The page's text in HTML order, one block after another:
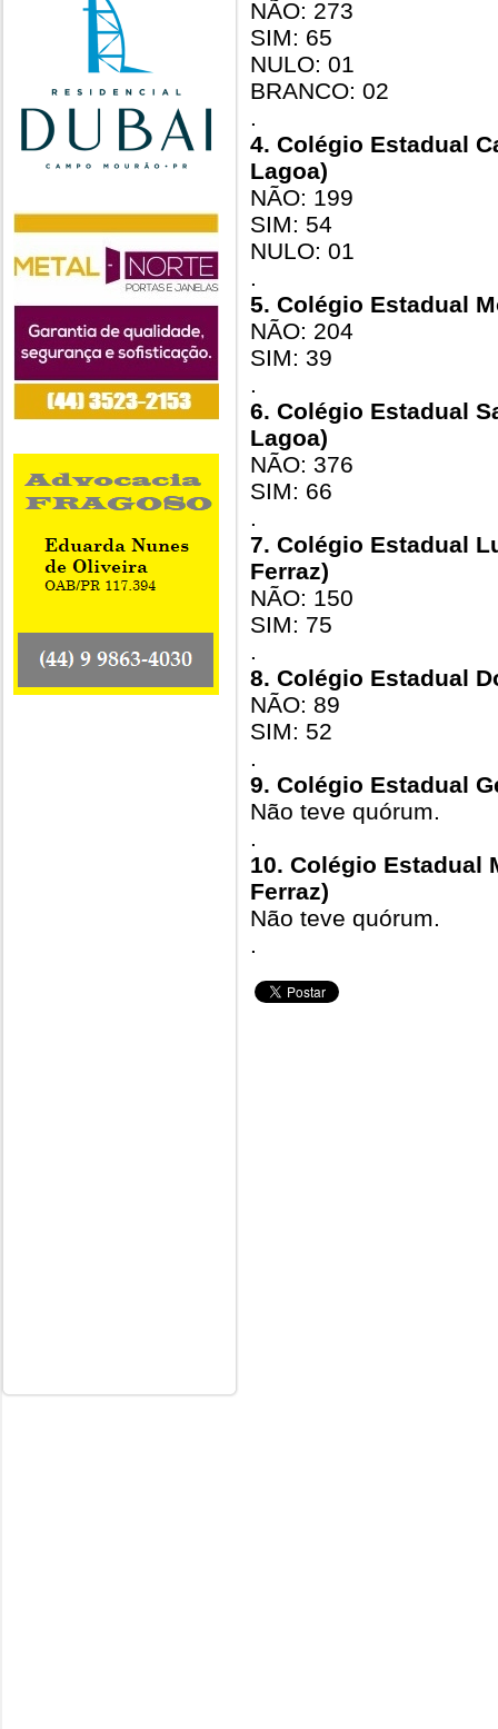
NÃO: 273
SIM: 65
NULO: 01
BRANCO: 02
.
4. Colégio Estadual
Lagoa)
NÃO: 199
SIM: 54
NULO: 01
.
5. Colégio Estadual
NÃO: 204
SIM: 39
.
6. Colégio Estadual
Lagoa)
NÃO: 376
SIM: 66
.
7. Colégio Estadual
Ferraz)
NÃO: 150
SIM: 75
.
8. Colégio Estadual
NÃO: 89
SIM: 52
.
9. Colégio Estadual
Não teve quórum.
.
10. Colégio Estadual
Ferraz)
Não teve quórum.
.